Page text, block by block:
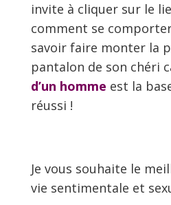
invite à cliquer sur le
comment se
savoir faire monter la
pantalon de son chéri
d’un homme est la
réussi !
Je vous souhaite le
vie sentimentale et